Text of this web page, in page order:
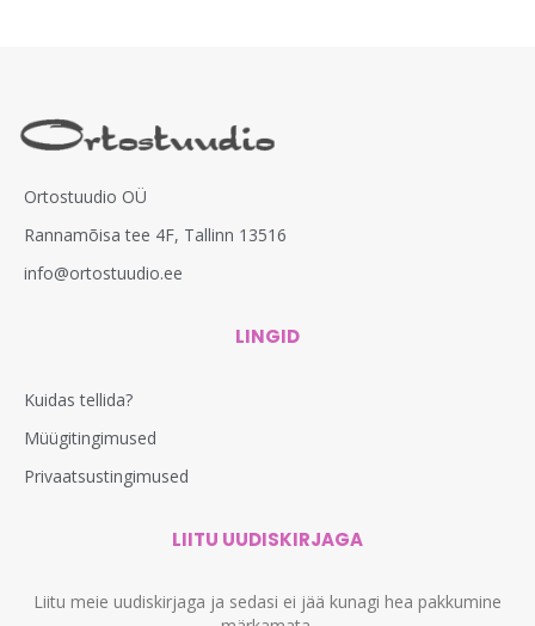
Ortostuudio OÜ
Rannamõisa tee 4F, Tallinn 13516
info@ortostuudio.ee
LINGID
Kuidas tellida?
Müügitingimused
Privaatsustingimused
LIITU UUDISKIRJAGA
Liitu meie uudiskirjaga ja sedasi ei jää kunagi hea pakkumine